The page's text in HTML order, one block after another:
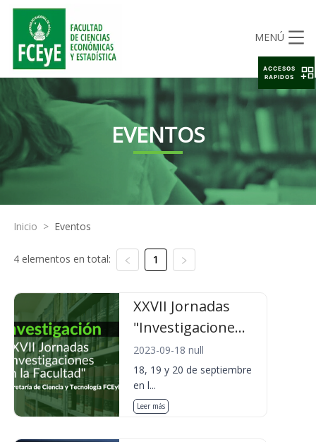
MENÚ
EVENTOS
Inicio > Eventos
4 elementos en total: 1
XXVII Jornadas
"Investigacione...
2023-09-18 null
18, 19 y 20 de septiembre
en l...
Leer más
ACCESOS
RAPIDOS